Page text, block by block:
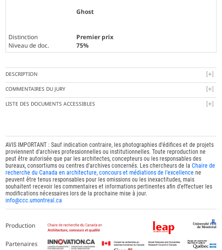
Ghost
Distinction
Premier prix
Niveau de doc.
75%
DESCRIPTION
COMMENTAIRES DU JURY
LISTE DES DOCUMENTS ACCESSIBLES
AVIS IMPORTANT : Sauf indication contraire, les photographies d'édifices et de projets
proviennent d'archives professionnelles ou institutionnelles. Toute reproduction ne
peut être autorisée que par les architectes, concepteurs ou les responsables des
bureaux, consortiums ou centres d'archives concernés. Les chercheurs de laChaire de
recherche du Canada en architecture, concours et médiations de l'excellence ne
peuvent être tenus responsables pour les omissions ou les inexactitudes, mais
souhaitent recevoir les commentaires et informations pertinentes afin d'effectuer les
modifications nécessaires lors de la prochaine mise à jour.
info@ccc.umontreal.ca
Production
Partenaires